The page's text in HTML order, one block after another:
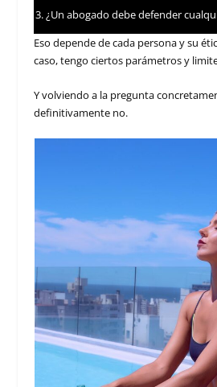
¿Un abogado debe defender
Eso depende de cada persona y su
caso, tengo ciertos parámetros y
Y volviendo a la pregunta
definitivamente no.